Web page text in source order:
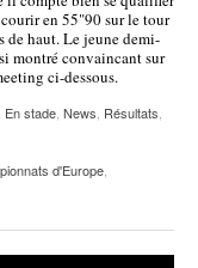
en 55"90 sur le tour
de haut. Le jeune demi-
montré convaincant sur
ci-dessous.
En stade News Résultats
d'Europe